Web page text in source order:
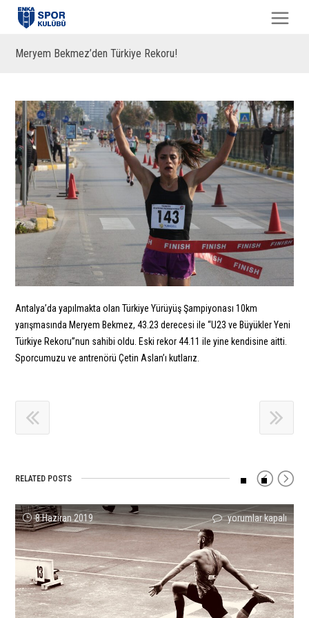
Meryem Bekmez’den Türkiye Rekoru!
Antalya’da yapılmakta olan Türkiye Yürüyüş Şampiyonası 10km
yarışmasında Meryem Bekmez, 43.23 derecesi ile “U23 ve Büyükler Yeni
Türkiye Rekoru”nun sahibi oldu. Eski rekor 44.11 ile yine kendisine aitti.
Sporcumuzu ve antrenörü Çetin Aslan’ı kutlarız.
RELATED POSTS
8 Haziran 2019
Romanya’dan
Üç
Haber
için
yorumlar kapalı
MERYEM
BEKMEZ’DEN
YARIŞMA
REKORU
için
yorumlar kapalı
Polat’dan
Altın
Bronz,
Tarık’dan
Gümüş
yorumlar kapalı
Dünya
Üniversiteler
Şampiyonası’nda
Sporcularımızdan
Başarılı
yorumlar kapalı
Kulüplerarası
U18
Ligi
1.
Kademe
yorumlar kapalı
Atletizm
Kız
Takımımız
Onyedinci
Kez
yorumlar kapalı